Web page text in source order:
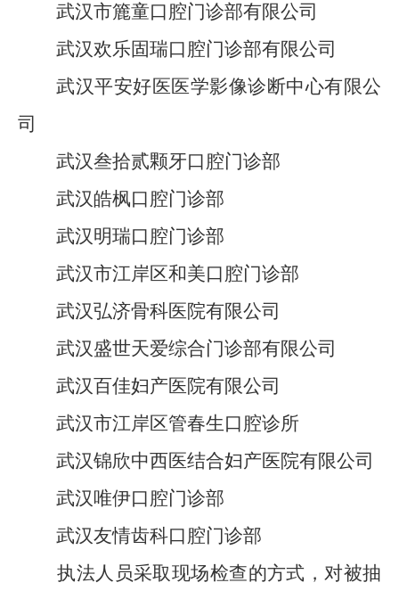
武汉市簏童口腔门诊部有限公司
武汉欢乐固瑞口腔门诊部有限公司
武汉平安好医医学影像诊断中心有限公
司
武汉叁拾贰颗牙口腔门诊部
武汉皓枫口腔门诊部
武汉明瑞口腔门诊部
武汉市江岸区和美口腔门诊部
武汉弘济骨科医院有限公司
武汉盛世天爱综合门诊部有限公司
武汉百佳妇产医院有限公司
武汉市江岸区管春生口腔诊所
武汉锦欣中西医结合妇产医院有限公司
武汉唯伊口腔门诊部
武汉友情齿科口腔门诊部
执法人员采取现场检查的方式，对被抽